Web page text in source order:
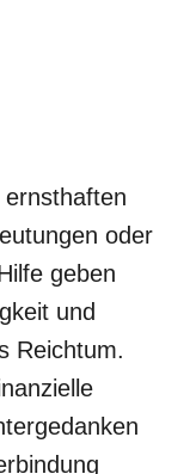
oder
geben
und
Reichtum.